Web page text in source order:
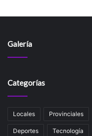
Galería
Categorías
Locales Provinciales
Deportes Tecnología